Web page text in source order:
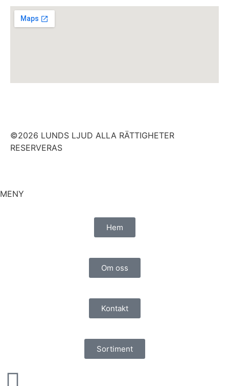
©2026 LUNDS LJUD ALLA RÄTTIGHETER
RESERVERAS
MENY
Hem
Om oss
Kontakt
Sortiment